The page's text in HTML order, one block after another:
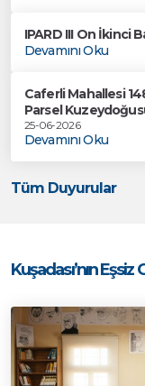
IPARD III On İkinci
Devamını Oku
Caferli Mahallesi
Parsel
25-06-2026
Devamını Oku
Tüm Duyurular
Kuşadası’nın